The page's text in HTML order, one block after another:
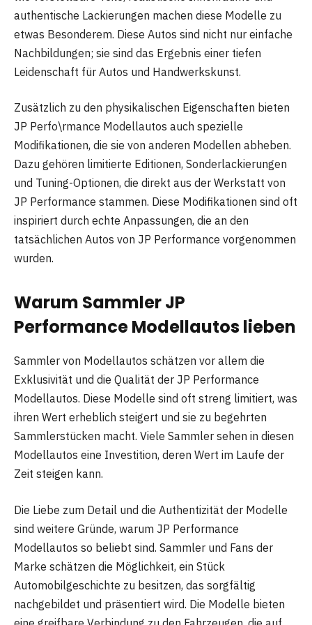
authentische Lackierungen machen diese Modelle zu
etwas Besonderem. Diese Autos sind nicht nur einfache
Nachbildungen; sie sind das Ergebnis einer tiefen
Leidenschaft für Autos und Handwerkskunst.
Zusätzlich zu den physikalischen Eigenschaften bieten
JP Perfo\rmance Modellautos auch spezielle
Modifikationen, die sie von anderen Modellen abheben.
Dazu gehören limitierte Editionen, Sonderlackierungen
und Tuning-Optionen, die direkt aus der Werkstatt von
JP Performance stammen. Diese Modifikationen sind oft
inspiriert durch echte Anpassungen, die an den
tatsächlichen Autos von JP Performance vorgenommen
wurden.
Warum Sammler JP
Performance Modellautos lieben
Sammler von Modellautos schätzen vor allem die
Exklusivität und die Qualität der JP Performance
Modellautos. Diese Modelle sind oft streng limitiert, was
ihren Wert erheblich steigert und sie zu begehrten
Sammlerstücken macht. Viele Sammler sehen in diesen
Modellautos eine Investition, deren Wert im Laufe der
Zeit steigen kann.
Die Liebe zum Detail und die Authentizität der Modelle
sind weitere Gründe, warum JP Performance
Modellautos so beliebt sind. Sammler und Fans der
Marke schätzen die Möglichkeit, ein Stück
Automobilgeschichte zu besitzen, das sorgfältig
nachgebildet und präsentiert wird. Die Modelle bieten